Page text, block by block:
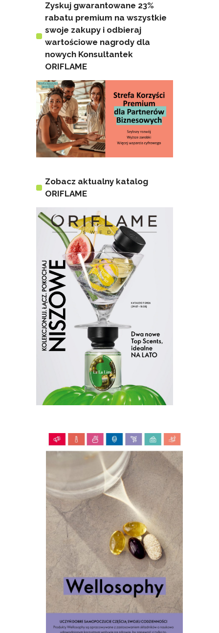
Zyskuj gwarantowane 23%
rabatu premium na wszystkie
swoje zakupy i odbieraj
wartościowe nagrody dla
nowych Konsultantek
ORIFLAME
Zobacz aktualny katalog
ORIFLAME